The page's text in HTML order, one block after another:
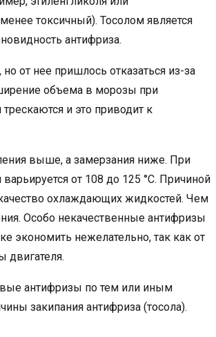
токсичный). Тосолом является
антифриза.
от нее пришлось отказаться из-за
объема в морозы при
и это приводит к
выше, а замерзания ниже. При
от 108 до 125 °C. Причиной
качество охлаждающих жидкостей. Чем
Особо некачественные антифризы
экономить нежелательно, так как от
двигателя.
антифризы по тем или иным
закипания антифриза (тосола).